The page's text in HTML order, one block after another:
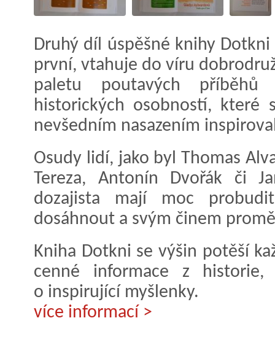
Druhý díl úspěšné knihy
první, vtahuje do víru
paletu poutavých
historických osobností, které
nevšedním nasazením
Osudy lidí, jako byl Thomas
Tereza, Antonín Dvořák či
dozajista mají moc
dosáhnout a svým činem
Kniha Dotkni se výšin potěší
cenné informace z
o inspirující myšlenky.
více informací >